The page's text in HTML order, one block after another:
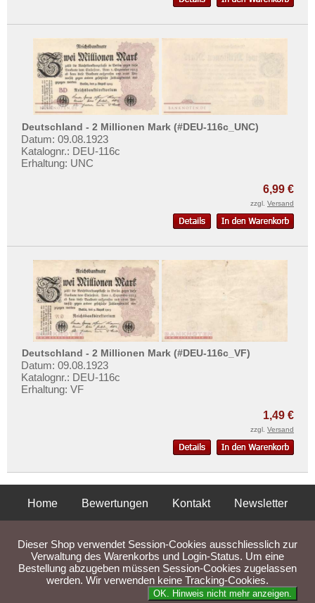
Deutschland - 2 Millionen Mark (#DEU-116c_UNC)
Datum: 09.08.1923
Katalognr.: DEU-116c
Erhaltung: UNC
6,99 €
zzgl. Versand
Deutschland - 2 Millionen Mark (#DEU-116c_VF)
Datum: 09.08.1923
Katalognr.: DEU-116c
Erhaltung: VF
1,49 €
zzgl. Versand
Home Bewertungen Kontakt
Newsletter
Liefer- und Versandkosten
Dieser Shop verwendet Session-Cookies ausschliesslich zur
Verwaltung des Warenkorbs und Login-Status. Um eine
Bestellung abzugeben müssen Session-Cookies zugelassen
werden. Wir verwenden keine Tracking-Cookies.
OK. Hinweis nicht mehr anzeigen.